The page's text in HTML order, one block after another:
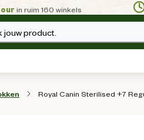
in ruim 160 winkels
jouw product.
Royal Canin Sterilised +7